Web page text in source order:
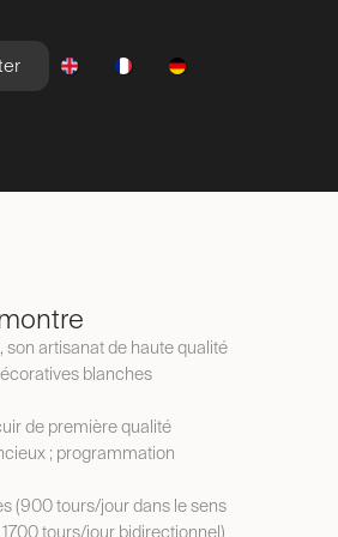
son artisanat de haute qualité
blanches
de première qualité
; programmation
(900 tours/jour dans le sens
tours/jour bidirectionnel)